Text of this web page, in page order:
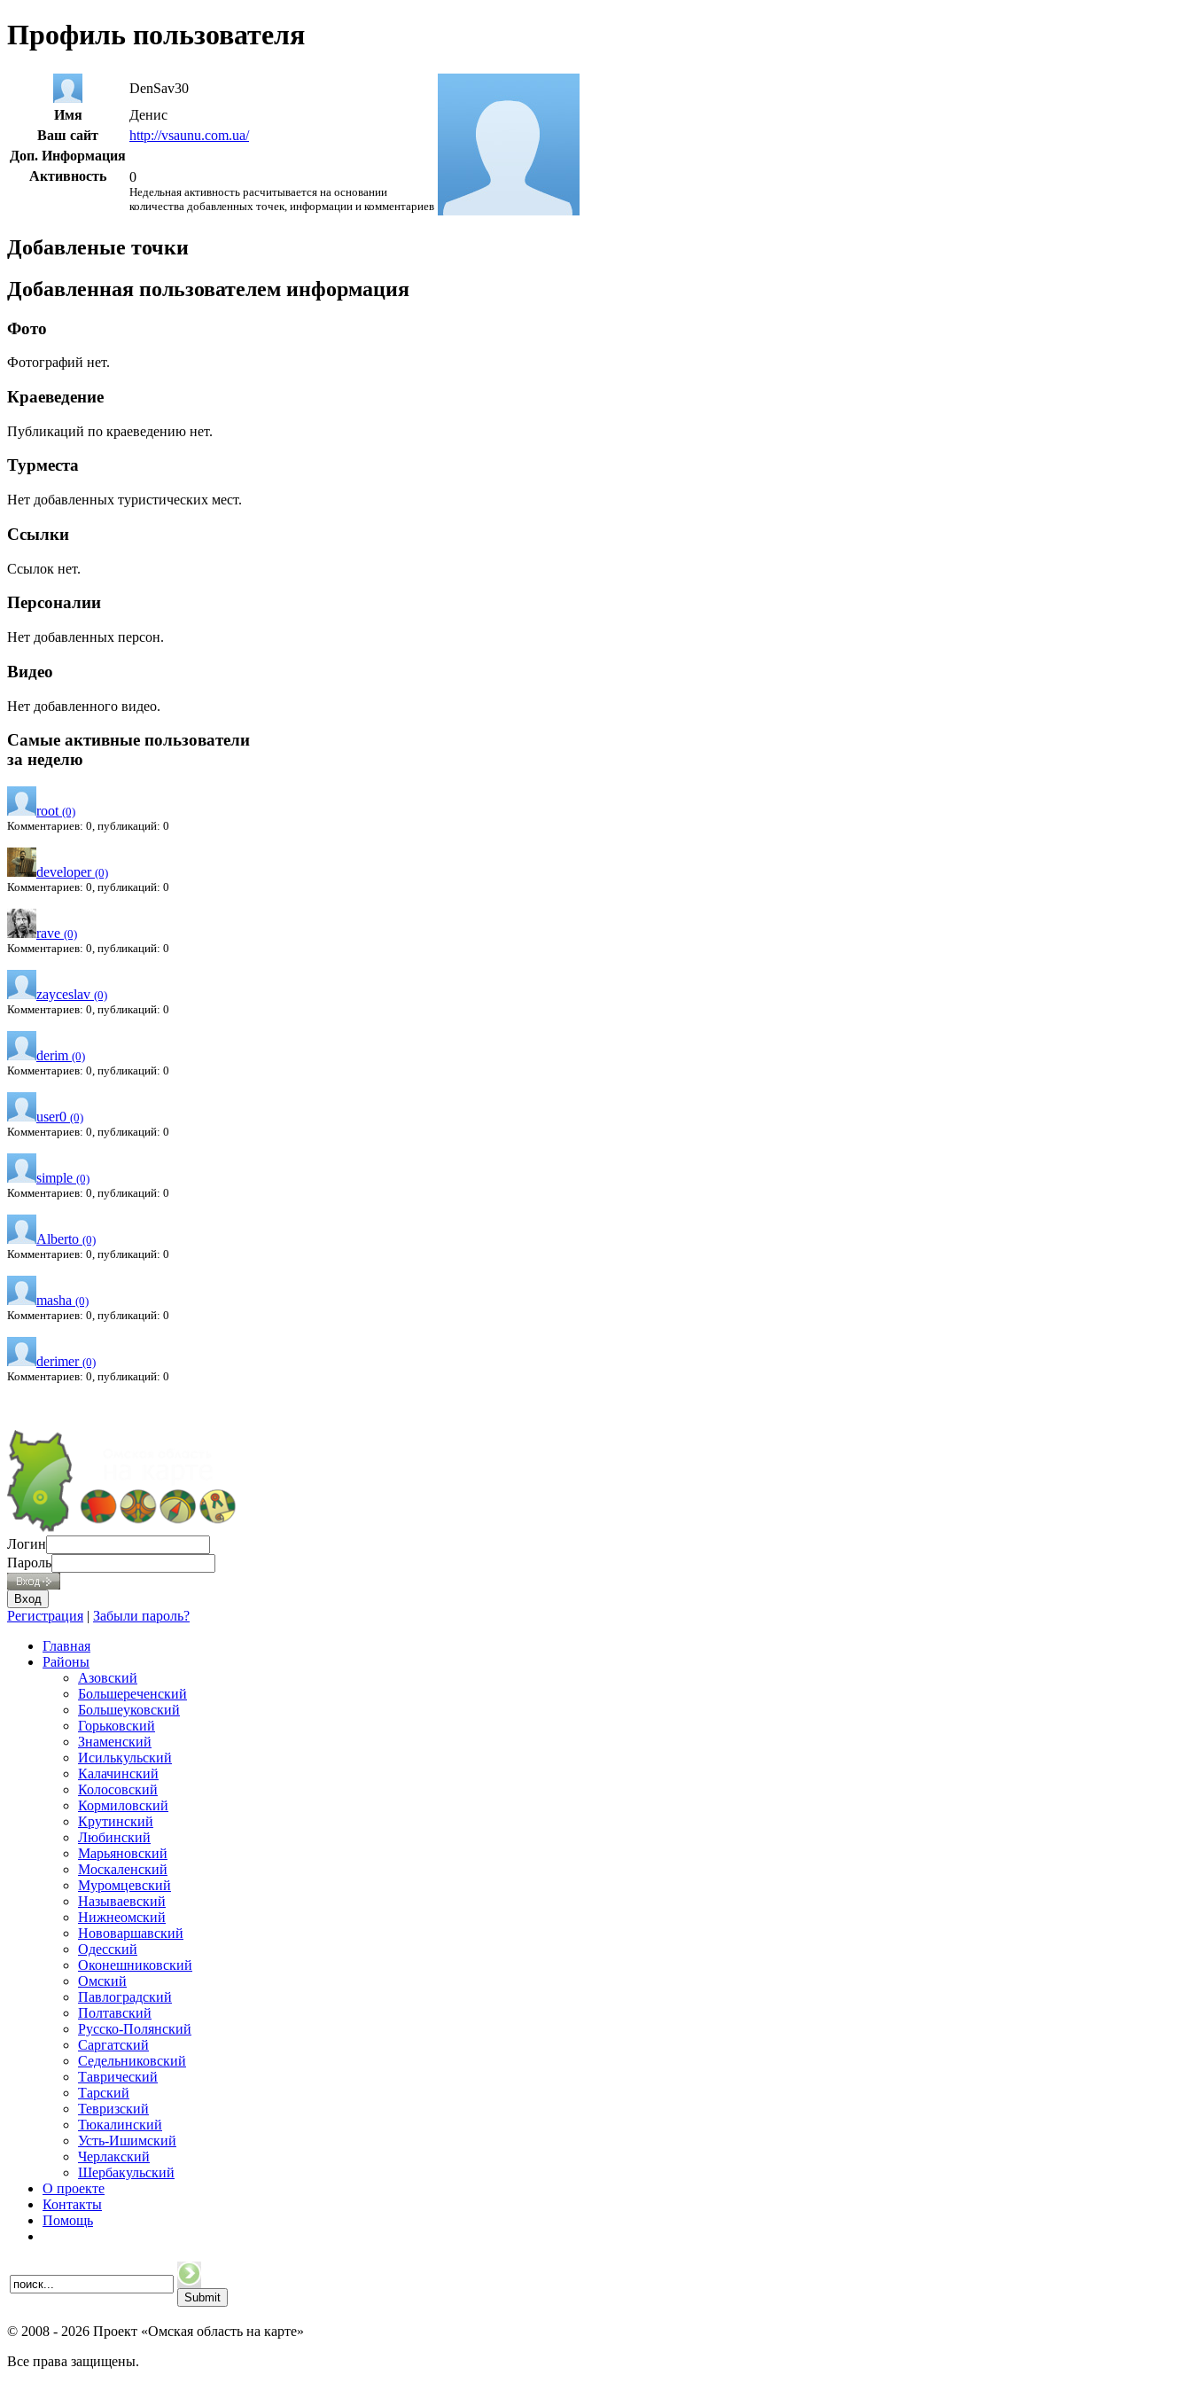
Профиль пользователя
DenSav30
Имя
Денис
Ваш сайт
http://vsaunu.com.ua/
Доп. Информация
Активность
0
Недельная активность расчитывается на основании
количества добавленных точек, информации и комментариев
Добавленые точки
Добавленная пользователем информация
Фото
Фотографий нет.
Краеведение
Публикаций по краеведению нет.
Турместа
Нет добавленных туристических мест.
Ссылки
Ссылок нет.
Персоналии
Нет добавленных персон.
Видео
Нет добавленного видео.
Самые активные пользователи
за неделю
root (0)
Комментариев: 0, публикаций: 0
developer (0)
Комментариев: 0, публикаций: 0
rave (0)
Комментариев: 0, публикаций: 0
zayceslav (0)
Комментариев: 0, публикаций: 0
derim (0)
Комментариев: 0, публикаций: 0
user0 (0)
Комментариев: 0, публикаций: 0
simple (0)
Комментариев: 0, публикаций: 0
Alberto (0)
Комментариев: 0, публикаций: 0
masha (0)
Комментариев: 0, публикаций: 0
derimer (0)
Комментариев: 0, публикаций: 0
Логин
Пароль
Регистрация | Забыли пароль?
Главная
Районы
Азовский
Большереченский
Большеуковский
Горьковский
Знаменский
Исилькульский
Калачинский
Колосовский
Кормиловский
Крутинский
Любинский
Марьяновский
Москаленский
Муромцевский
Называевский
Нижнеомский
Нововаршавский
Одесский
Оконешниковский
Омский
Павлоградский
Полтавский
Русско-Полянский
Саргатский
Седельниковский
Таврический
Тарский
Тевризский
Тюкалинский
Усть-Ишимский
Черлакский
Шербакульский
О проекте
Контакты
Помощь
© 2008 - 2026 Проект «Омская область на карте»
Все права защищены.